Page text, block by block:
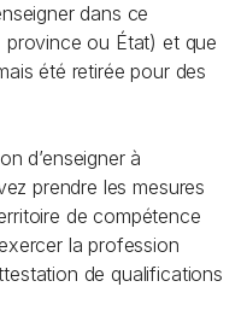
dans ce
ou État) et que
été retirée pour des
d’enseigner à
prendre les mesures
de compétence
la profession
de qualifications